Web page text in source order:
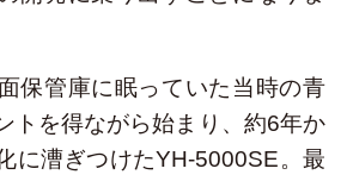
保管庫に眠っていた当時の青
トを得ながら始まり、約6年か
に漕ぎつけたYH-5000SE。最